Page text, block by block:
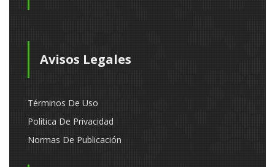
Avisos Legales
Términos De Uso
Política De Privacidad
Normas De Publicación